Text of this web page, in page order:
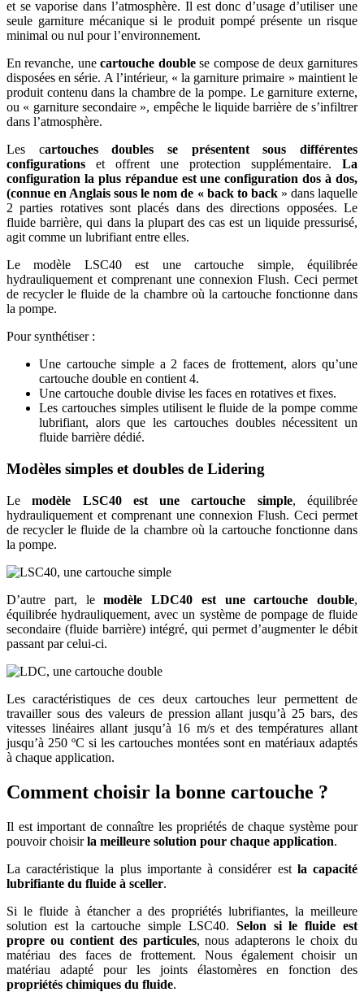
et se vaporise dans l’atmosphère. Il est donc d’usage d’utiliser une
seule garniture mécanique si le produit pompé présente un risque
minimal ou nul pour l’environnement.
En revanche, unecartouche doublese compose de deux garnitures
disposées en série. A l’intérieur, « la garniture primaire » maintient le
produit contenu dans la chambre de la pompe. Le garniture externe,
ou « garniture secondaire », empêche le liquide barrière de s’infiltrer
dans l’atmosphère.
Les cartouches doubles se présentent sous différentes
configurations et offrent une protection supplémentaire. La
configuration la plus répandue est une configuration dos à dos,
(connue en Anglais sous le nom de « back to back» dans laquelle
2 parties rotatives sont placés dans des directions opposées. Le
fluide barrière, qui dans la plupart des cas est un liquide pressurisé,
agit comme un lubrifiant entre elles.
Le modèle LSC40 est une cartouche simple, équilibrée
hydrauliquement et comprenant une connexion Flush. Ceci permet
de recycler le fluide de la chambre où la cartouche fonctionne dans
la pompe.
Pour synthétiser :
Une cartouche simple a 2 faces de frottement, alors qu’une
cartouche double en contient 4.
Une cartouche double divise les faces en rotatives et fixes.
Les cartouches simples utilisent le fluide de la pompe comme
lubrifiant, alors que les cartouches doubles nécessitent un
fluide barrière dédié.
Modèles simples et doubles de Lidering
Lemodèle LSC40 est une cartouche simple, équilibrée
hydrauliquement et comprenant une connexion Flush. Ceci permet
de recycler le fluide de la chambre où la cartouche fonctionne dans
la pompe.
D’autre part, lemodèle LDC40 est une cartouche double,
équilibrée hydrauliquement, avec un système de pompage de fluide
secondaire (fluide barrière) intégré, qui permet d’augmenter le débit
passant par celui-ci.
Les caractéristiques de ces deux cartouches leur permettent de
travailler sous des valeurs de pression allant jusqu’à 25 bars, des
vitesses linéaires allant jusqu’à 16 m/s et des températures allant
jusqu’à 250 ºC si les cartouches montées sont en matériaux adaptés
à chaque application.
Comment choisir la bonne cartouche ?
Il est important de connaître les propriétés de chaque système pour
pouvoir choisirla meilleure solution pour chaque application.
La caractéristique la plus importante à considérer est la capacité
lubrifiante du fluide à sceller.
Si le fluide à étancher a des propriétés lubrifiantes, la meilleure
solution est la cartouche simple LSC40. Selon si le fluide est
propre ou contient des particules, nous adapterons le choix du
matériau des faces de frottement. Nous également choisir un
matériau adapté pour les joints élastomères en fonction des
propriétés chimiques du fluide.